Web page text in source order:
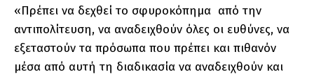
«Πρέπει να δεχθεί το σφυροκόπημα από την
αντιπολίτευση, να αναδειχθούν όλες οι ευθύνες, να
εξεταστούν τα πρόσωπα που πρέπει και πιθανόν
μέσα από αυτή τη διαδικασία να αναδειχθούν και